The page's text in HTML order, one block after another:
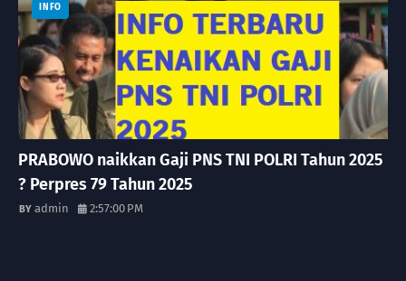
INFO
PRABOWO naikkan Gaji PNS TNI POLRI Tahun 2025
? Perpres 79 Tahun 2025
admin 2:57:00 PM